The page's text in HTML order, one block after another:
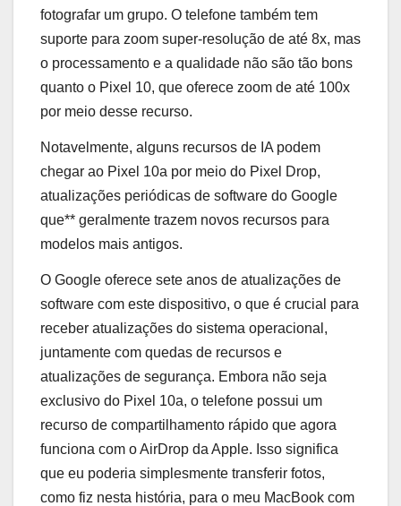
fotografar um grupo. O telefone também tem
suporte para zoom super-resolução de até 8x, mas
o processamento e a qualidade não são tão bons
quanto o Pixel 10, que oferece zoom de até 100x
por meio desse recurso.
Notavelmente, alguns recursos de IA podem
chegar ao Pixel 10a por meio do Pixel Drop,
atualizações periódicas de software do Google
que** geralmente trazem novos recursos para
modelos mais antigos.
O Google oferece sete anos de atualizações de
software com este dispositivo, o que é crucial para
receber atualizações do sistema operacional,
juntamente com quedas de recursos e
atualizações de segurança. Embora não seja
exclusivo do Pixel 10a, o telefone possui um
recurso de compartilhamento rápido que agora
funciona com o AirDrop da Apple. Isso significa
que eu poderia simplesmente transferir fotos,
como fiz nesta história, para o meu MacBook com